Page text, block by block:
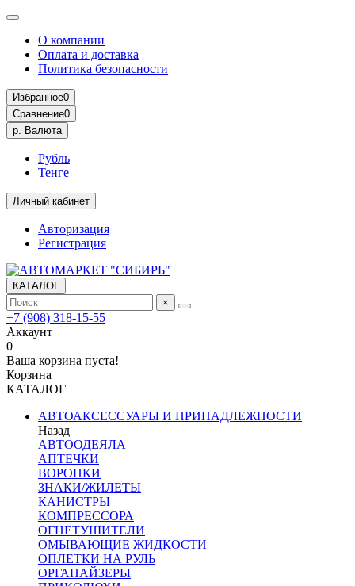
О компании
Оплата и доставка
Политика безопасности
Избранное0
Сравнение0
р. Валюта
Рубль
Тенге
Личный кабинет
Авторизация
Регистрация
КАТАЛОГ
×
+7 (908) 318-15-55
Аккаунт
0
Ваша корзина пуста!
Корзина
КАТАЛОГ
АВТОАКСЕССУАРЫ И ПРИНАДЛЕЖНОСТИ
Назад
АВТООДЕЯЛА
АПТЕЧКИ
ВОРОНКИ
ЗНАКИ/ЖИЛЕТЫ
КАНИСТРЫ
КОМПРЕССОРА
ОГНЕТУШИТЕЛИ
ОМЫВАЮЩИЕ ЖИДКОСТИ
ОПЛЕТКИ НА РУЛЬ
ОРГАНАЙЗЕРЫ